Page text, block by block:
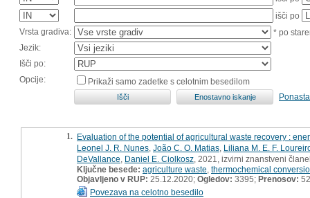
išči po
Vrsta gradiva:
* po
Jezik:
Išči po:
Opcije:
Prikaži samo zadetke s celotnim besedilom
1. Evaluation of the potential of agricultural waste recovery :
Leonel J. R. Nunes João C. O. Matias Liliana M. E. F.
DeVallance Daniel E. Ciolkosz , 2021, izvirni znanstveni
Ključne besede: agriculture waste thermochemical
Objavljeno v RUP: 25.12.2020; Ogledov: 3395; Prenosov: 52
Povezava na celotno besedilo